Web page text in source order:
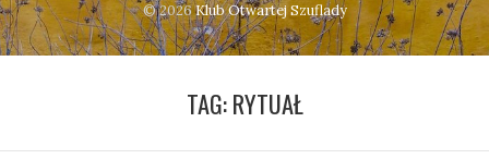
© 2026Klub Otwartej Szuflady
TAG:RYTUAŁ